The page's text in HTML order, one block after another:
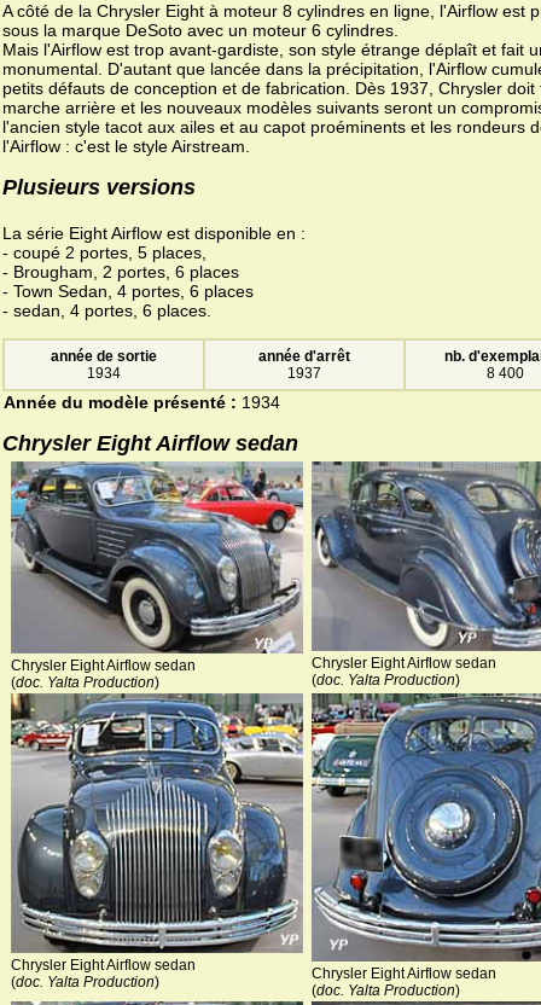
A côté de la Chrysler Eight à moteur 8 cylindres en ligne, l'Airflow est
sous la marque DeSoto avec un moteur 6 cylindres.
Mais l'Airflow est trop avant-gardiste, son style étrange déplaît et fait
monumental. D'autant que lancée dans la précipitation, l'Airflow
petits défauts de conception et de fabrication. Dès 1937, Chrysler doit
marche arrière et les nouveaux modèles suivants seront un
l'ancien style tacot aux ailes et au capot proéminents et les rondeurs
l'Airflow : c'est le style Airstream.
Plusieurs versions
La série Eight Airflow est disponible en :
- coupé 2 portes, 5 places,
- Brougham, 2 portes, 6 places
- Town Sedan, 4 portes, 6 places
- sedan, 4 portes, 6 places.
année de sortie
1934
année d'arrêt
1937
nb.
8 400
Année du modèle présenté : 1934
Chrysler Eight Airflow sedan
Chrysler Eight Airflow sedan
(doc. Yalta Production)
Chrysler Eight Airflow sedan
(doc. Yalta Production)
Chrysler Eight Airflow sedan
(doc. Yalta Production)
Chrysler Eight Airflow sedan
(doc. Yalta Production)